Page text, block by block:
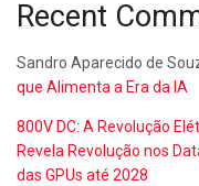
Recent
Sandro Aparecido de
que Alimenta a Era da IA
800V DC: A Revolução
Revela Revolução nos
das GPUs até 2028